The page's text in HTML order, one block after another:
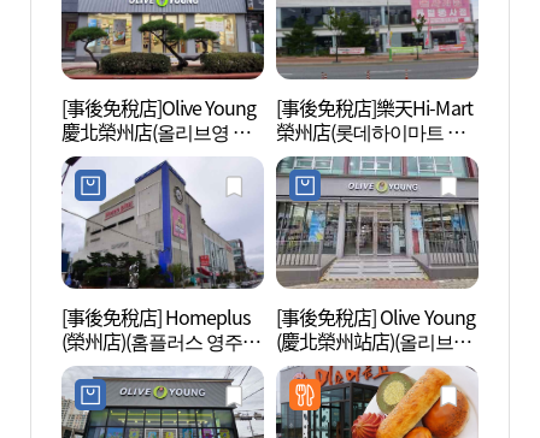
[事後免稅店]Olive Young
慶北榮州店(올리브영 경
북영주점)
[事後免稅店]樂天Hi-Mart
榮州店(롯데하이마트 영
주점)
[事後免稅店] Homeplus
(榮州店)(홈플러스 영주
점)
[事後免稅店] Olive Young
(慶北榮州站店)(올리브영
경북영주역점)